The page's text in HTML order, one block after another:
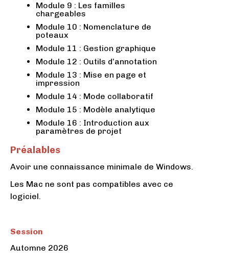
Module 9 : Les familles
chargeables
Module 10 : Nomenclature de
poteaux
Module 11 : Gestion graphique
Module 12 : Outils d’annotation
Module 13 : Mise en page et
impression
Module 14 : Mode collaboratif
Module 15 : Modèle analytique
Module 16 : Introduction aux
paramètres de projet
Préalables
Avoir une connaissance minimale de Windows.
Les Mac ne sont pas compatibles avec ce
logiciel.
Session
Automne 2026